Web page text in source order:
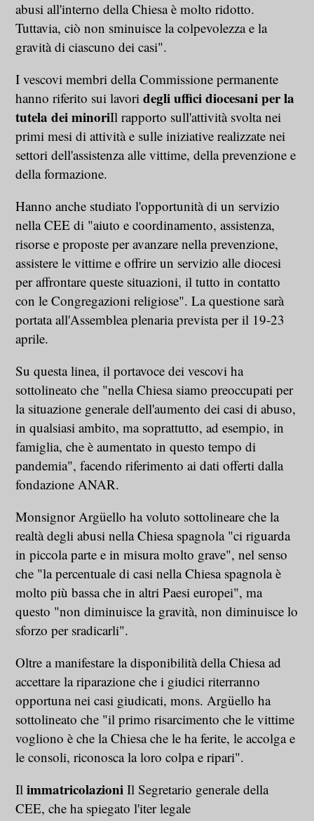
abusi all'interno della Chiesa è molto ridotto.
Tuttavia, ciò non sminuisce la colpevolezza e la
gravità di ciascuno dei casi".
I vescovi membri della Commissione permanente
hanno riferito sui lavoridegli uffici diocesani per la
tutela dei minoriIl rapporto sull'attività svolta nei
primi mesi di attività e sulle iniziative realizzate nei
settori dell'assistenza alle vittime, della prevenzione e
della formazione.
Hanno anche studiato l'opportunità di un servizio
nella CEE di "aiuto e coordinamento, assistenza,
risorse e proposte per avanzare nella prevenzione,
assistere le vittime e offrire un servizio alle diocesi
per affrontare queste situazioni, il tutto in contatto
con le Congregazioni religiose". La questione sarà
portata all'Assemblea plenaria prevista per il 19-23
aprile.
Su questa linea, il portavoce dei vescovi ha
sottolineato che "nella Chiesa siamo preoccupati per
la situazione generale dell'aumento dei casi di abuso,
in qualsiasi ambito, ma soprattutto, ad esempio, in
famiglia, che è aumentato in questo tempo di
pandemia", facendo riferimento ai dati offerti dalla
fondazione ANAR.
Monsignor Argüello ha voluto sottolineare che la
realtà degli abusi nella Chiesa spagnola "ci riguarda
in piccola parte e in misura molto grave", nel senso
che "la percentuale di casi nella Chiesa spagnola è
molto più bassa che in altri Paesi europei", ma
questo "non diminuisce la gravità, non diminuisce lo
sforzo per sradicarli".
Oltre a manifestare la disponibilità della Chiesa ad
accettare la riparazione che i giudici riterranno
opportuna nei casi giudicati, mons. Argüello ha
sottolineato che "il primo risarcimento che le vittime
vogliono è che la Chiesa che le ha ferite, le accolga e
le consoli, riconosca la loro colpa e ripari".
Ilimmatricolazioni Il Segretario generale della
CEE, che ha spiegato l'iter legale